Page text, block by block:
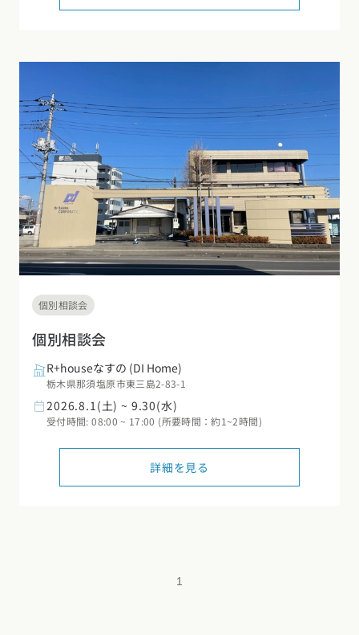
九州・沖縄エリア
ニュースレター
広島県
四国エリア
香川県徳島県愛媛県高知県
九州・沖縄エリア
佐賀県長崎県熊本県大分県宮崎県鹿児島県
沖縄県
個別相談会
個別相談会
R+houseなすの (DI Home)
栃木県那須塩原市東三島2-83-1
2026.8.1(土) ~ 9.30(水)
受付時間: 08:00 ~ 17:00 (所要時間：約1~2時間)
詳細を見る
1